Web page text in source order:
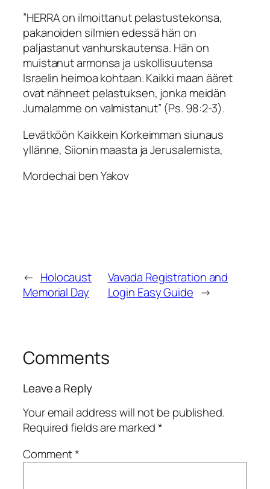
”HERRA on ilmoittanut pelastustekonsa,
pakanoiden silmien edessä hän on
paljastanut vanhurskautensa. Hän on
muistanut armonsa ja uskollisuutensa
Israelin heimoa kohtaan. Kaikki maan ääret
ovat nähneet pelastuksen, jonka meidän
Jumalamme on valmistanut” (Ps. 98:2-3).
Levätköön Kaikkein Korkeimman siunaus
yllänne, Siionin maasta ja Jerusalemista,
Mordechai ben Yakov
← Holocaust
Memorial Day
Vavada Registration and
Login Easy Guide →
Comments
Leave a Reply
Your email address will not be published.
Required fields are marked*
Comment*